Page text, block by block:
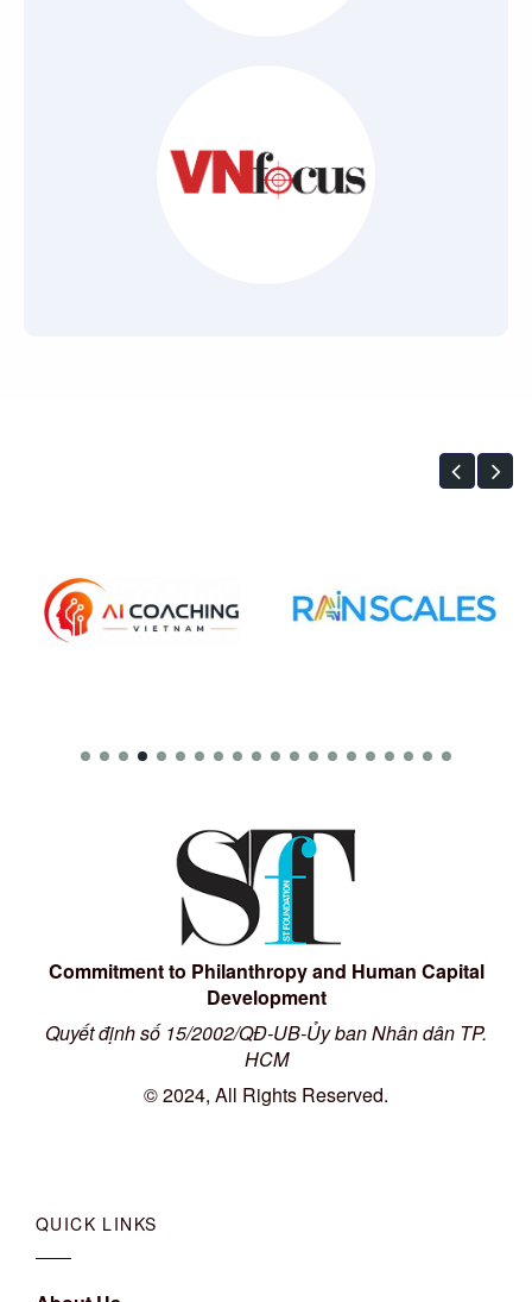
Commitment to Philanthropy and Human Capital
Development
Quyết định số 15/2002/QĐ-UB-Ủy ban Nhân dân TP.
HCM
© 2024, All Rights Reserved.
QUICK LINKS